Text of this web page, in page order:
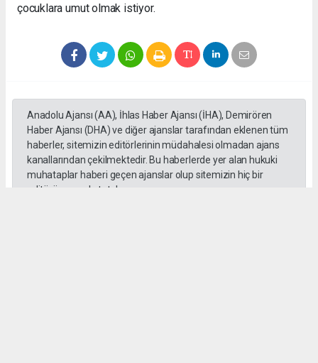
çocuklara umut olmak istiyor.
Anadolu Ajansı (AA), İhlas Haber Ajansı (İHA), Demirören
Haber Ajansı (DHA) ve diğer ajanslar tarafından eklenen tüm
haberler, sitemizin editörlerinin müdahalesi olmadan ajans
kanallarından çekilmektedir. Bu haberlerde yer alan hukuki
muhataplar haberi geçen ajanslar olup sitemizin hiç bir
editörü sorumlu tutulamaz...